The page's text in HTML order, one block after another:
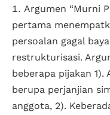
Argumen “Murni
pertama
persoalan gagal
restrukturisasi.
beberapa pijakan
berupa perjanjian
anggota, 2).